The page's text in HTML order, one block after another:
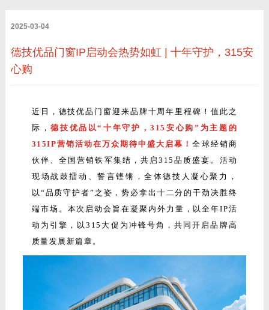
2025-03-04
德技优品门窗IP启动会热势如虹 | 十年守护，315安
心购
近日，德技优品门窗迎来品牌十周年里程碑！值此之
际，德技优品以“十年守护，315安心购”为主题的
315IP营销活动在万众期待中盛大启幕！全球经销商
伙伴、全国营销铁军集结，共启315品质盛宴。活动
现场战鼓擂动、誓言铿锵，全体德技人凝心聚力，
以“品质守护者”之姿，势必拿出十二分的干劲决胜终
端市场。 本次启动会旨在凝聚内外力量，以全年IP活
动为引擎，以315大促为冲锋号角，共同开启品牌高
质量发展新篇章。